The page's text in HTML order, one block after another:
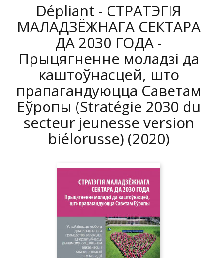
Dépliant - СТРАТЭГІЯ
МАЛАДЗЁЖНАГА СЕКТАРА
ДА 2030 ГОДА -
Прыцягненне моладзі да
каштоўнасцей, што
прапагандуюцца Саветам
Еўропы (Stratégie 2030 du
secteur jeunesse version
biélorusse) (2020)